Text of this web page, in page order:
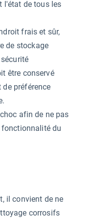
l'état de tous les
frais et sûr,
de stockage
être conservé
de préférence
afin de ne pas
fonctionnalité du
il convient de ne
corrosifs